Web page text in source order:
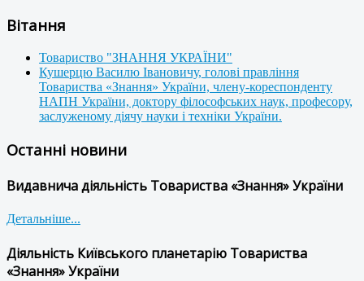
Вітання
Товариство "ЗНАННЯ УКРАЇНИ"
Кушерцю Василю Івановичу, голові правління
Товариства «Знання» України, члену-кореспонденту
НАПН України, доктору філософських наук, професору,
заслуженому діячу науки і техніки України.
Останні новини
Видавнича діяльність Товариства «Знання» України
Детальніше...
Діяльність Київського планетарію Товариства
«Знання» України